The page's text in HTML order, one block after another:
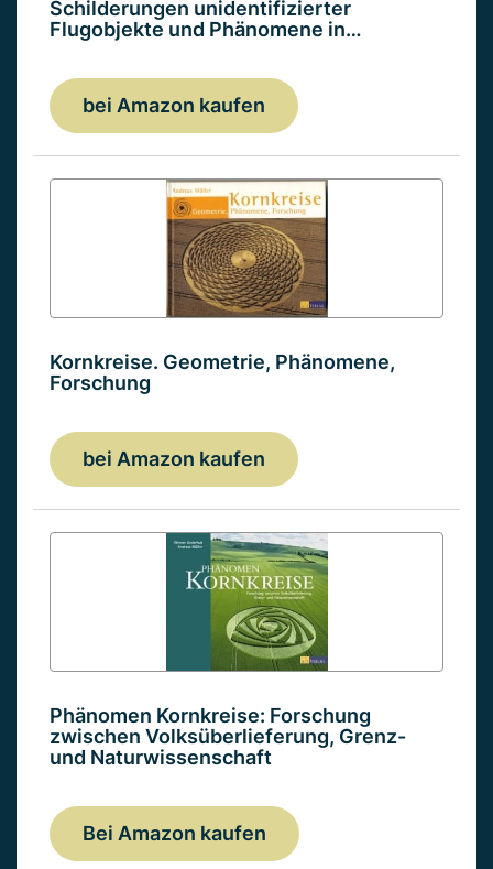
Schilderungen unidentifizierter
Flugobjekte und Phänomene in…
bei Amazon kaufen
Kornkreise. Geometrie, Phänomene,
Forschung
bei Amazon kaufen
Phänomen Kornkreise: Forschung
zwischen Volksüberlieferung, Grenz-
und Naturwissenschaft
Bei Amazon kaufen